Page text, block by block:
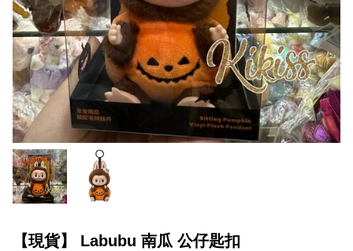
【現貨】 Labubu 南瓜 公仔匙扣